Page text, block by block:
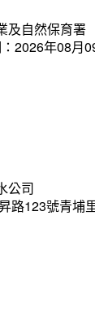
及自然保育署
2026年08月
公司
路123號青埔